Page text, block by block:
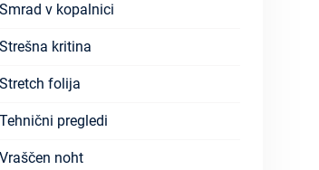
Smrad v kopalnici
Strešna kritina
Stretch folija
Tehnični pregledi
Vraščen noht